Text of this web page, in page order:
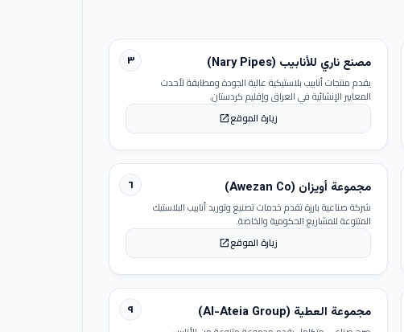
٣ مصنع ناري للأنابيب (Nary Pipes)
يقدم منتجات أنابيب بلاستيكية عالية الجودة ومطابقة لأحدث
المعايير الإنشائية في العراق وإقليم كردستان.
زيارة الموقعopen_in_new
٦ مجموعة أويزان (Awezan Co)
شركة صناعية بارزة تقدم خدمات تصنيع وتوريد أنابيب البلاستيك
المتنوعة للمشاريع الحكومية والخاصة.
زيارة الموقعopen_in_new
٩ مجموعة العطية (Al-Ateia Group)